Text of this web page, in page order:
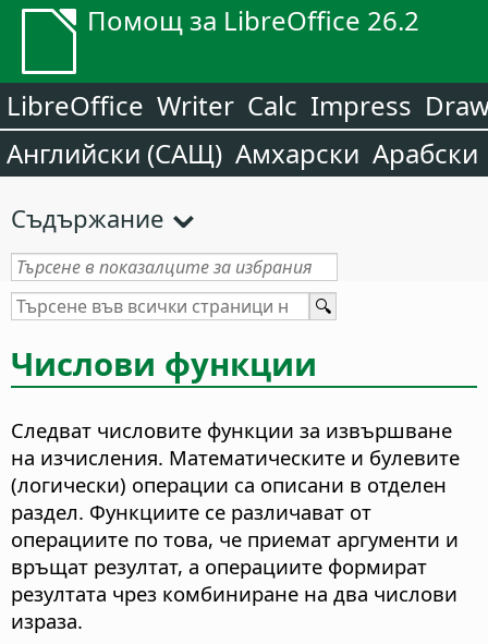
Помощ за LibreOffice 26.2
LibreOffice Writer Calc Impress
Английски (САЩ) Амхарски Арабски
Съдържание
Числови функции
Следват числовите функции за извършване
на изчисления. Математическите и булевите
(логически) операции са описани в отделен
раздел. Функциите се различават от
операциите по това, че приемат аргументи и
връщат резултат, а операциите формират
резултата чрез комбиниране на два числови
израза.